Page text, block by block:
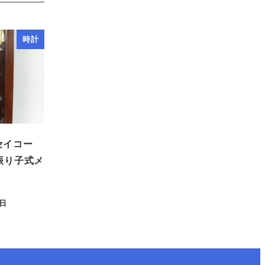
時計
コー
子式メ